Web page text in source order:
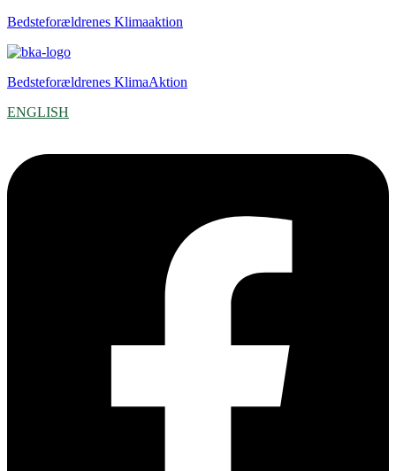
Bedsteforældrenes Klimaaktion
Bedsteforældrenes KlimaAktion
ENGLISH